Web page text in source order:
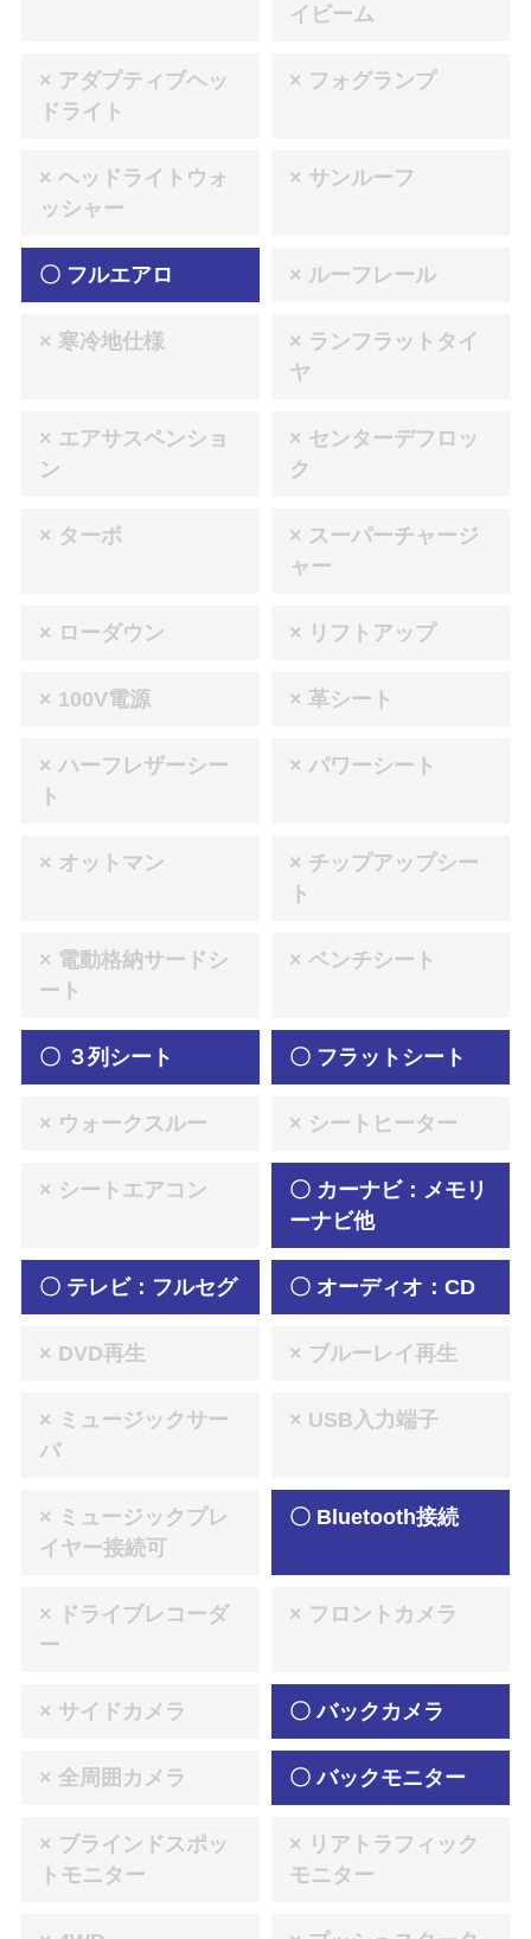
イビーム
× アダプティブヘッ
ドライト
× フォグランプ
× ヘッドライトウォ
ッシャー
× サンルーフ
〇 フルエアロ × ルーフレール
× 寒冷地仕様
× ランフラットタイ
ヤ
× エアサスペンショ
ン
× センターデフロッ
ク
× ターボ
× スーパーチャージ
ャー
× ローダウン × リフトアップ
× 100V電源 × 革シート
× ハーフレザーシー
ト
× パワーシート
× オットマン
× チップアップシー
ト
× 電動格納サードシ
ート
× ベンチシート
〇 ３列シート 〇 フラットシート
× ウォークスルー × シートヒーター
× シートエアコン
〇 カーナビ：メモリ
ーナビ他
〇 テレビ：フルセグ 〇 オーディオ：CD
× DVD再生 × ブルーレイ再生
× ミュージックサー
バ
× USB入力端子
× ミュージックプレ
イヤー接続可
〇 Bluetooth接続
× ドライブレコーダ
ー
× フロントカメラ
× サイドカメラ 〇 バックカメラ
× 全周囲カメラ 〇 バックモニター
× ブラインドスポッ
トモニター
× リアトラフィック
モニター